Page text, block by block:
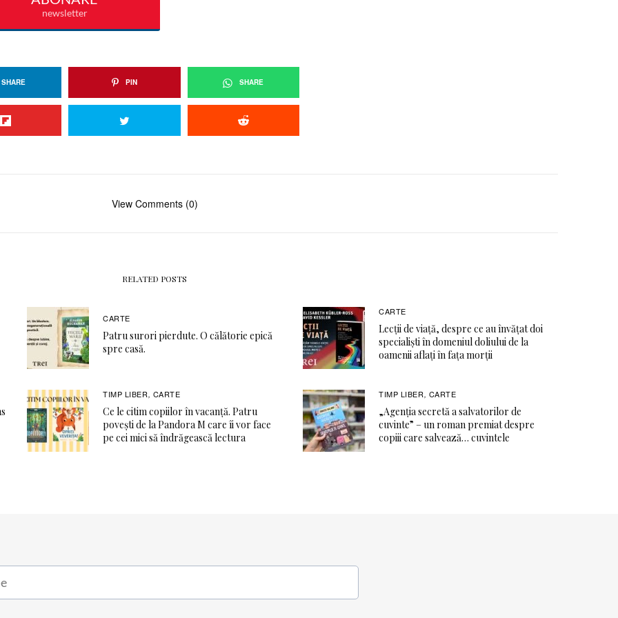
SHARE PIN SHARE
View Comments (0)
RELATED POSTS
CARTE
Patru surori pierdute. O călătorie epică
spre casă.
CARTE
Lecții de viață, despre ce au învățat doi
specialiști în domeniul doliului de la
oamenii aflați în fața morții
TIMP LIBER, CARTE
Ce le citim copiilor în vacanță. Patru
povești de la Pandora M care îi vor face
pe cei mici să îndrăgească lectura
TIMP LIBER, CARTE
„Agenția secretă a salvatorilor de
cuvinte” – un roman premiat despre
copiii care salvează… cuvintele